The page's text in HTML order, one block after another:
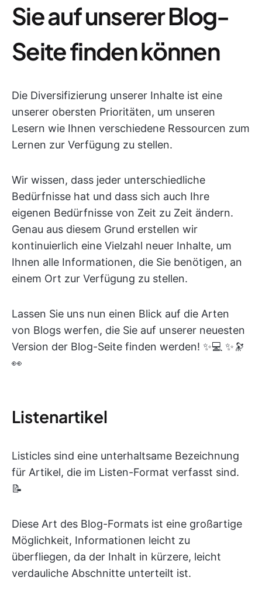
Sie auf unserer Blog-
Seite finden können
Die Diversifizierung unserer Inhalte ist eine
unserer obersten Prioritäten, um unseren
Lesern wie Ihnen verschiedene Ressourcen zum
Lernen zur Verfügung zu stellen.
Wir wissen, dass jeder unterschiedliche
Bedürfnisse hat und dass sich auch Ihre
eigenen Bedürfnisse von Zeit zu Zeit ändern.
Genau aus diesem Grund erstellen wir
kontinuierlich eine Vielzahl neuer Inhalte, um
Ihnen alle Informationen, die Sie benötigen, an
einem Ort zur Verfügung zu stellen.
Lassen Sie uns nun einen Blick auf die Arten
von Blogs werfen, die Sie auf unserer neuesten
Version der Blog-Seite finden werden! ✨💻 ✨🔭
👀
Listenartikel
Listicles sind eine unterhaltsame Bezeichnung
für Artikel, die im Listen-Format verfasst sind.
📝
Diese Art des Blog-Formats ist eine großartige
Möglichkeit, Informationen leicht zu
überfliegen, da der Inhalt in kürzere, leicht
verdauliche Abschnitte unterteilt ist.